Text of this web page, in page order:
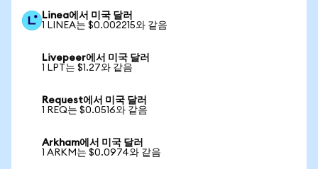
Linea에서 미국 달러
1 LINEA는 $0.002215와 같음
Livepeer에서 미국 달러
1 LPT는 $1.27와 같음
Request에서 미국 달러
1 REQ는 $0.0516와 같음
Arkham에서 미국 달러
1 ARKM는 $0.0974와 같음